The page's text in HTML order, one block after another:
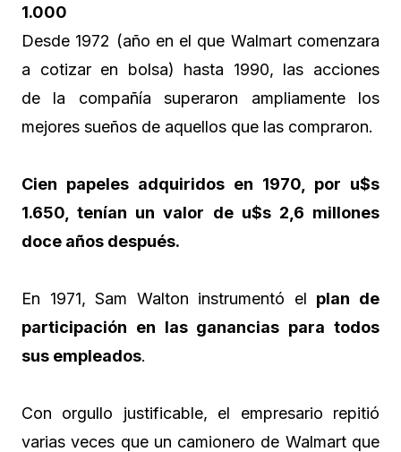
1.000
Desde 1972 (año en el que Walmart comenzara
a cotizar en bolsa) hasta 1990, las acciones
de la compañía superaron ampliamente los
mejores sueños de aquellos que las compraron.
Cien papeles adquiridos en 1970, por u$s
1.650, tenían un valor de u$s 2,6 millones
doce años después.
En 1971, Sam Walton instrumentó el plan de
participación en las ganancias para todos
sus empleados.
Con orgullo justificable, el empresario repitió
varias veces que un camionero de Walmart que